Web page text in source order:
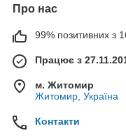
Про нас
99% позитивних з
Працює з
м. Житомир
Житомир, Україна
Контакти